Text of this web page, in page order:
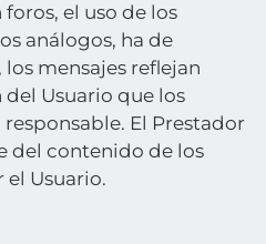
el uso de los
análogos, ha de
mensajes reflejan
Usuario que los
El Prestador
del contenido de los
el Usuario.